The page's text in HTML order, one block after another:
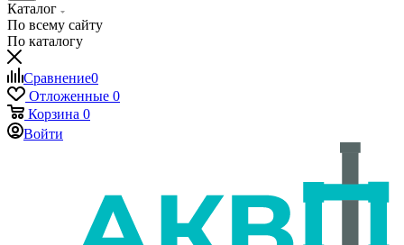
Каталог
По всему сайту
По каталогу
Сравнение0
Отложенные 0
Корзина 0
Войти